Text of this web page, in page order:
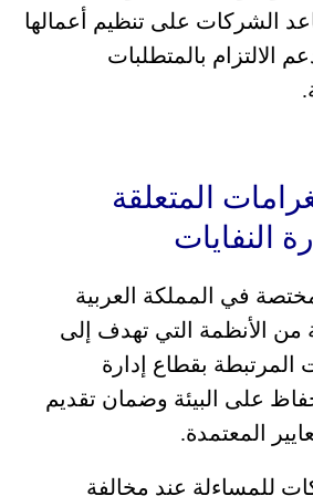
الشركات على تنظيم أعمالها
الالتزام بالمتطلبات
المتعلقة
النفايات
في المملكة العربية
من الأنظمة التي تهدف إلى
المرتبطة بقطاع إدارة
على البيئة وضمان تقديم
المعتمدة.
للمساءلة عند مخالفة